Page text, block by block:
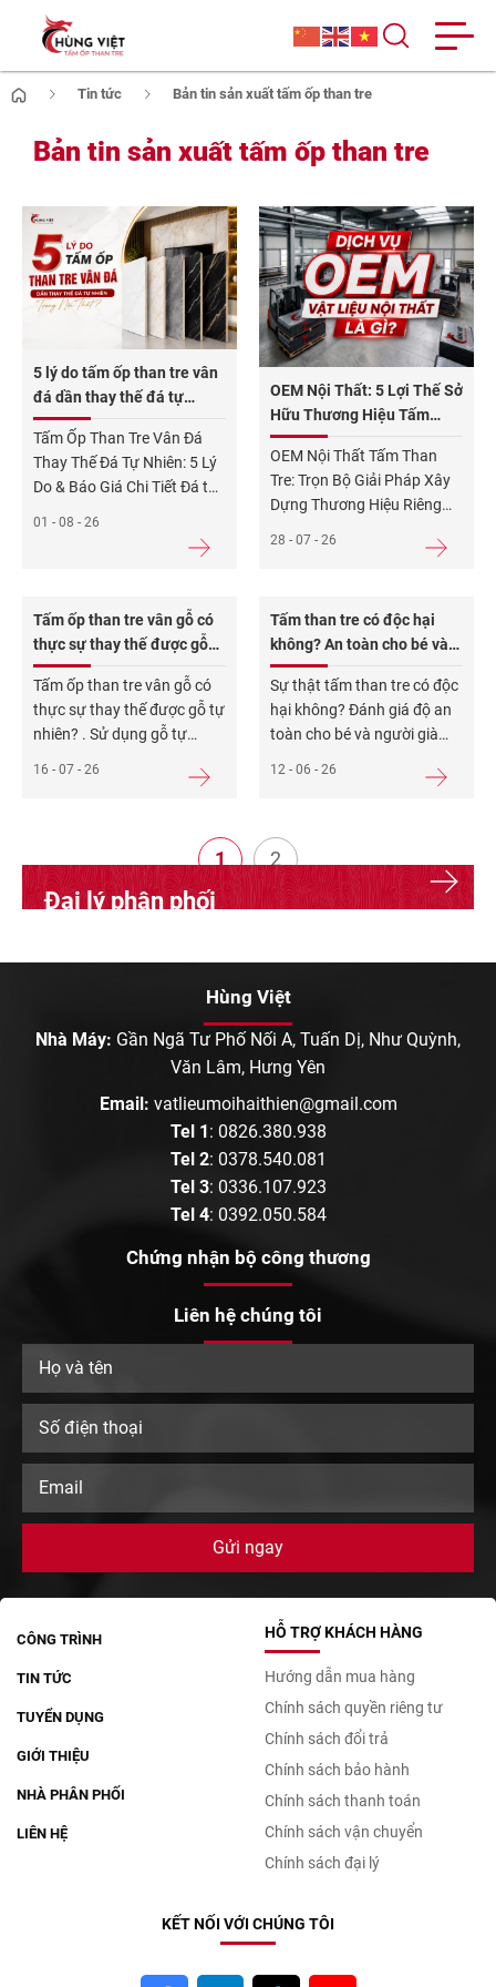
Tin tức Bản tin sản xuất tấm ốp than tre
Bản tin sản xuất tấm ốp than tre
5 lý do tấm ốp than tre vân
đá dần thay thế đá tự
nhiên trong nội thất?
Tấm Ốp Than Tre Vân Đá
Thay Thế Đá Tự Nhiên: 5 Lý
Do & Báo Giá Chi Tiết Đá tự
Granite từ lâu đã tạo nên
sảnh. Tuy nhiên, trọng
lượng nặng gây áp lực lên
kết cấu tường, chi
01 - 08 - 26
OEM Nội Thất: 5 Lợi Thế Sở
Hữu Thương Hiệu Tấm
Than Tre Riêng
OEM Nội Thất Tấm Than
Tre: Trọn Bộ Giải Pháp Xây
Dựng Thương Hiệu Riêng
dựng thương mại đang
dựng và nhà thầu liên tục bị
ép giá, rò rỉ giá nhập gốc
dẫn đến biên lợi
28 - 07 - 26
Tấm ốp than tre vân gỗ có
thực sự thay thế được gỗ
tự nhiên?
Tấm ốp than tre vân gỗ có
thực sự thay thế được gỗ tự
nhiên? . Sử dụng gỗ tự
HDF) trong nội thất luôn đi
bảo trì cao. Thị trường vật
liệu xây dựng đang chuyển
16 - 07 - 26
Tấm than tre có độc hại
không? An toàn cho bé và
người già không?
Sự thật tấm than tre có độc
hại không? Đánh giá độ an
toàn cho bé và người già
nồng nặc mùi hôi nội thất.
chất đó là khí thải hóa chất
độc hại phát tán từ vật liệu.
Việc
12 - 06 - 26
1 2
Đại lý phân phối
Hùng Việt
Nhà Máy: Gần Ngã Tư Phố Nối A, Tuấn Dị, Như Quỳnh,
Văn Lâm, Hưng Yên
Email: vatlieumoihaithien@gmail.com
Tel 1: 0826.380.938
Tel 2: 0378.540.081
Tel 3: 0336.107.923
Tel 4: 0392.050.584
Chứng nhận bộ công thương
Liên hệ chúng tôi
CÔNG TRÌNH
TIN TỨC
TUYỂN DỤNG
GIỚI THIỆU
NHÀ PHÂN PHỐI
LIÊN HỆ
HỖ TRỢ KHÁCH HÀNG
Hướng dẫn mua hàng
Chính sách quyền riêng tư
Chính sách đổi trả
Chính sách bảo hành
Chính sách thanh toán
Chính sách vận chuyển
Chính sách đại lý
KẾT NỐI VỚI CHÚNG TÔI